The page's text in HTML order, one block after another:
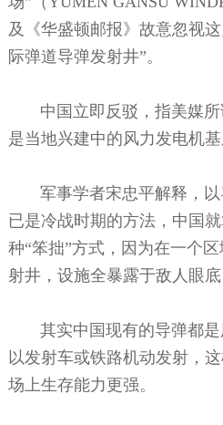
及《华盛顿邮报》故意忽视
际弹道导弹发射井”。
中国立即反驳，指美媒所
是当地兴建中的风力发电机基
军事学者宋忠平解释，以
已是冷战时期的方法，中国
种“笨拙”方式，因为在一个
射井，设施全暴露于敌人眼底
其实中国现有的导弹都是
以发射车或铁路机动发射，
场上生存能力更强。